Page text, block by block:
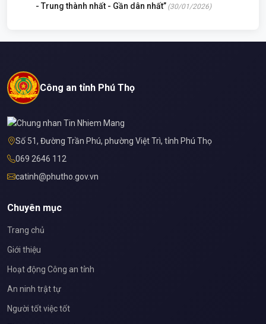
- Trung thành nhất - Gần dân nhất” (30/01/2026)
Công an tỉnh Phú Thọ
Số 51, Đường Trần Phú, phường Việt Trì, tỉnh Phú Thọ
069 2646 112
catinh@phutho.gov.vn
Chuyên mục
Trang chủ
Giới thiệu
Hoạt động Công an tỉnh
An ninh trật tự
Người tốt việc tốt